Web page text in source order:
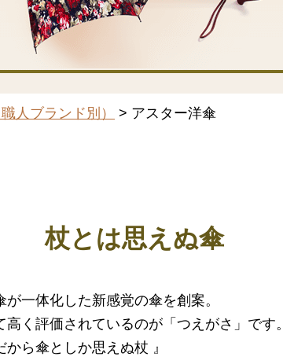
人ブランド別） > アスター洋傘
杖とは思えぬ傘
一体化した新感覚の傘を創案。
く評価されているのが「つえがさ」です。
ら傘としか思えぬ杖 』